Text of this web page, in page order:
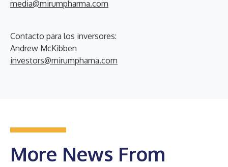
media@mirumpharma.com
Contacto para los inversores:
Andrew McKibben
investors@mirumphama.com
More News From